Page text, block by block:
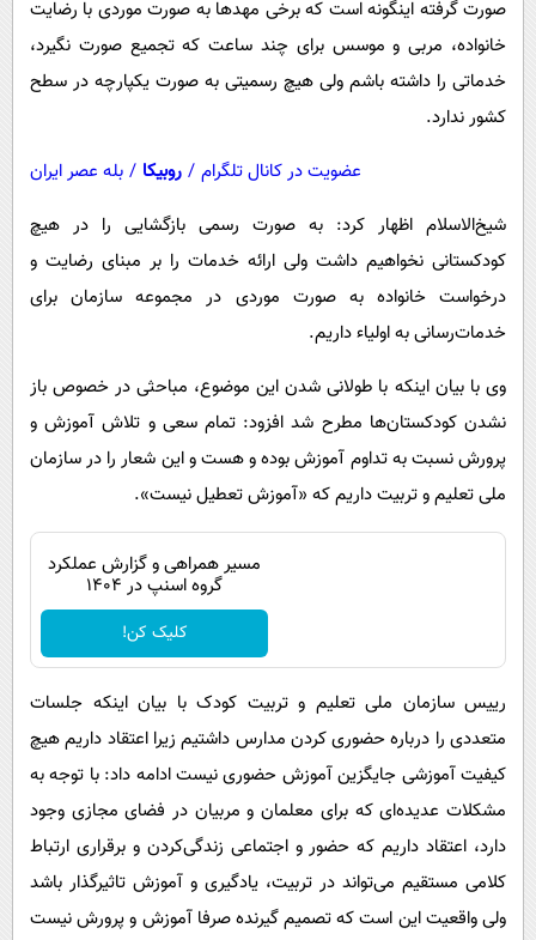
صورت گرفته اینگونه است که برخی مهدها به صورت موردی با رضایت
خانواده، مربی و موسس برای چند ساعت که تجمیع صورت نگیرد،
خدماتی را داشته باشم ولی هیچ رسمیتی به صورت یکپارچه در سطح
کشور ندارد.
عضویت در کانال تلگرام / روبیکا / بله عصر ایران
شیخ‌الاسلام اظهار کرد: به صورت رسمی بازگشایی را در هیچ
کودکستانی نخواهیم داشت ولی ارائه خدمات را بر مبنای رضایت و
درخواست خانواده به صورت موردی در مجموعه سازمان برای
خدمات‌رسانی به اولیاء داریم.
وی با بیان اینکه با طولانی شدن این موضوع، مباحثی در خصوص باز
نشدن کودکستان‌ها مطرح شد افزود: تمام سعی و تلاش آموزش و
پرورش نسبت به تداوم آموزش بوده و هست و این شعار را در سازمان
ملی تعلیم و تربیت داریم که «آموزش تعطیل نیست».
مسیر همراهی و گزارش عملکرد
گروه اسنپ در ۱۴۰۴
کلیک کن!
رییس سازمان ملی تعلیم و تربیت کودک با بیان اینکه جلسات
متعددی را درباره حضوری کردن مدارس داشتیم زیرا اعتقاد داریم هیچ
کیفیت آموزشی جایگزین آموزش حضوری نیست ادامه داد: با توجه به
مشکلات عدیده‌ای که برای معلمان و مربیان در فضای مجازی وجود
دارد، اعتقاد داریم که حضور و اجتماعی زندگی‌کردن و برقراری ارتباط
کلامی مستقیم می‌تواند در تربیت، یادگیری و آموزش تاثیرگذار باشد
ولی واقعیت این است که تصمیم گیرنده صرفا آموزش و پرورش نیست